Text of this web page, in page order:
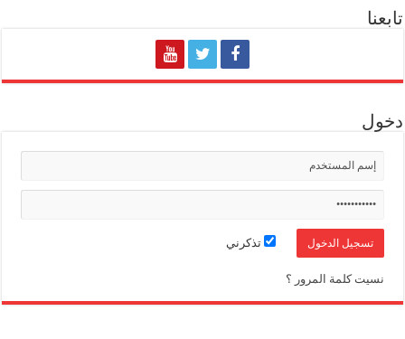
تابعنا
دخول
تذكرني
نسيت كلمة المرور ؟